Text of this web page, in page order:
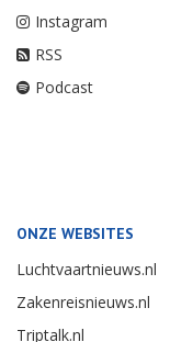
Instagram
RSS
Podcast
ONZE WEBSITES
Luchtvaartnieuws.nl
Zakenreisnieuws.nl
Triptalk.nl